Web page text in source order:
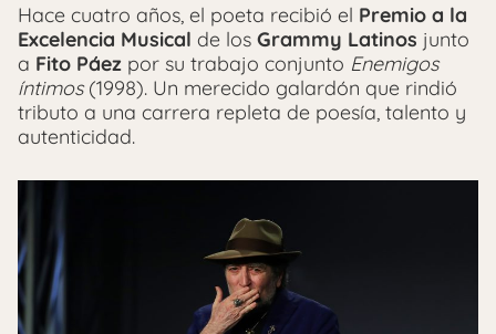
Hace cuatro años, el poeta recibió el Premio a la
Excelencia Musical de los Grammy Latinos junto
a Fito Páez por su trabajo conjunto Enemigos
íntimos(1998). Un merecido galardón que rindió
tributo a una carrera repleta de poesía, talento y
autenticidad.